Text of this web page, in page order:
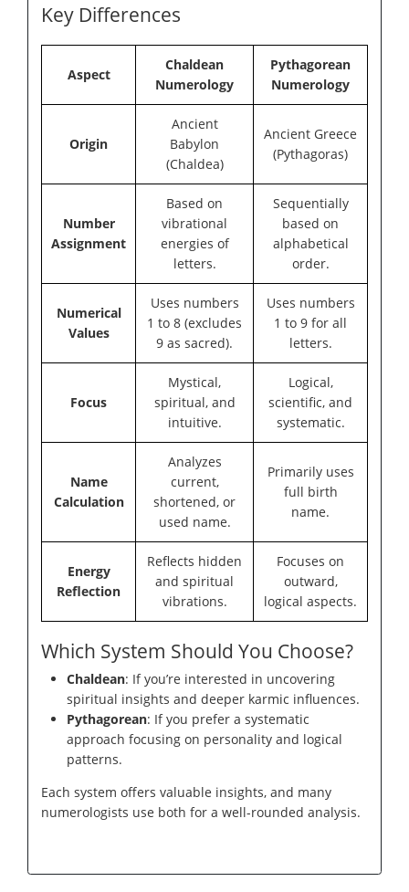
Key Differences
Aspect
Chaldean
Numerology
Pythagorean
Numerology
Origin
Ancient
Babylon
(Chaldea)
Ancient Greece
(Pythagoras)
Number
Assignment
Based on
vibrational
energies of
letters.
Sequentially
based on
alphabetical
order.
Numerical
Values
Uses numbers
1 to 8 (excludes
9 as sacred).
Uses numbers
1 to 9 for all
letters.
Focus
Mystical,
spiritual, and
intuitive.
Logical,
scientific, and
systematic.
Name
Calculation
Analyzes
current,
shortened, or
used name.
Primarily uses
full birth
name.
Energy
Reflection
Reflects hidden
and spiritual
vibrations.
Focuses on
outward,
logical aspects.
Which System Should You Choose?
Chaldean: If you’re interested in uncovering
spiritual insights and deeper karmic influences.
Pythagorean: If you prefer a systematic
approach focusing on personality and logical
patterns.
Each system offers valuable insights, and many
numerologists use both for a well-rounded analysis.